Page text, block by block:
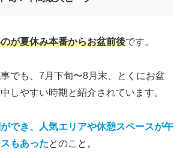
が夏休み本番からお盆前後です。
でも、7月下旬〜8月末、とくにお盆
しやすい時期と紹介されています。
でき、人気エリアや休憩スペースが午
もあったとのこと。